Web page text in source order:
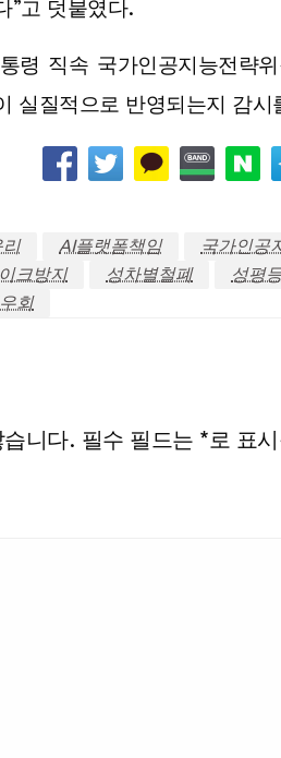
”고 덧붙였다.
령 직속 국가인공지능전략
실질적으로 반영되는지 감시
AI플랫폼책임
국가인공
크방지 성차별철폐 성평
회
니다. 필수 필드는 *로 표